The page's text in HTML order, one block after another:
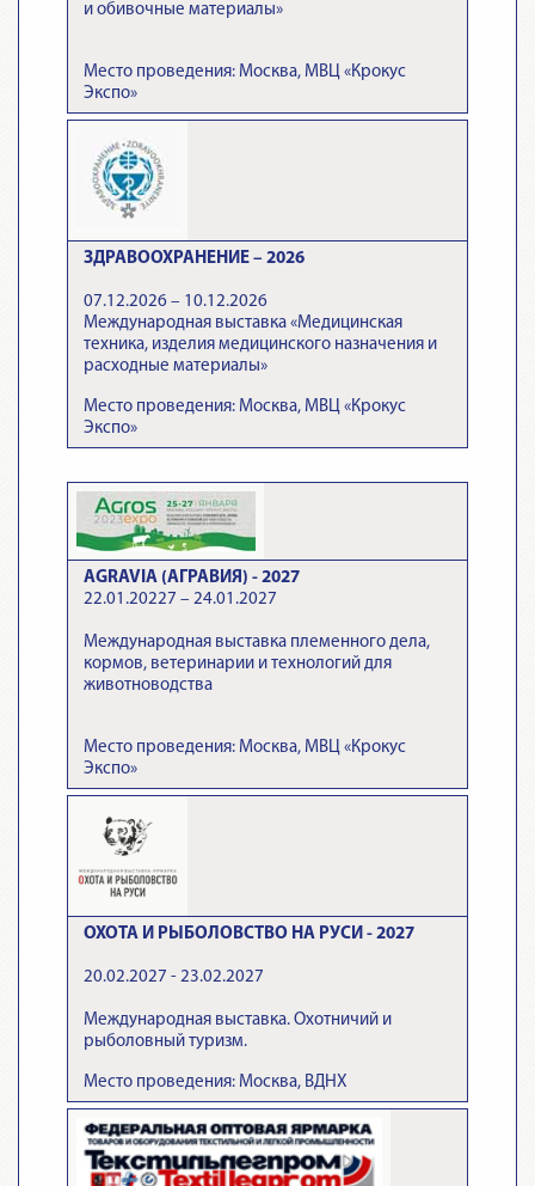
и обивочные материалы»
Место проведения: Москва, МВЦ «Крокус
Экспо»
ЗДРАВООХРАНЕНИЕ – 2026
07.12.2026 – 10.12.2026
Международная выставка «Медицинская
техника, изделия медицинского назначения и
расходные материалы»
Место проведения: Москва, МВЦ «Крокус
Экспо»
AGRAVIA (АГРАВИЯ) - 2027
22.01.20227 – 24.01.2027
Международная выставка племенного дела,
кормов, ветеринарии и технологий для
животноводства
Место проведения: Москва, МВЦ «Крокус
Экспо»
ОХОТА И РЫБОЛОВСТВО НА РУСИ - 2027
20.02.2027 - 23.02.2027
Международная выставка. Охотничий и
рыболовный туризм.
Место проведения: Москва, ВДНХ